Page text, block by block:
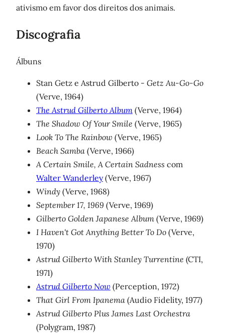
ativismo em favor dos direitos dos animais.
Discografia
Álbuns
Stan Getz e Astrud Gilberto - Getz Au-Go-Go
(Verve, 1964)
The Astrud Gilberto Album (Verve, 1964)
The Shadow Of Your Smile (Verve, 1965)
Look To The Rainbow (Verve, 1965)
Beach Samba (Verve, 1966)
A Certain Smile, A Certain Sadness com
Walter Wanderley(Verve, 1967)
Windy (Verve, 1968)
September 17, 1969 (Verve, 1969)
Gilberto Golden Japanese Album (Verve, 1969)
I Haven't Got Anything Better To Do (Verve,
1970)
Astrud Gilberto With Stanley Turrentine (CTI,
1971)
Astrud Gilberto Now (Perception, 1972)
That Girl From Ipanema (Audio Fidelity, 1977)
Astrud Gilberto Plus James Last Orchestra
(Polygram, 1987)